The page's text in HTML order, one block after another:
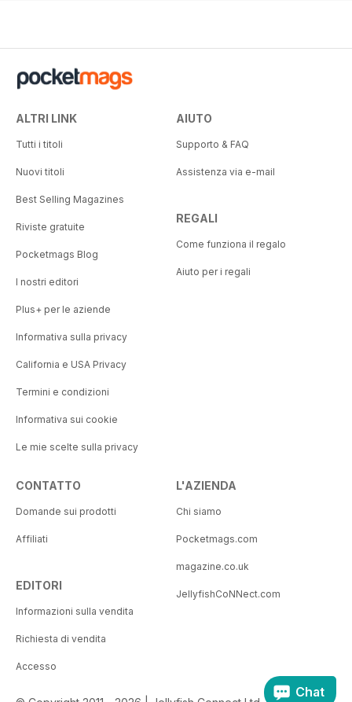
ALTRI LINK
Tutti i titoli
Nuovi titoli
Best Selling Magazines
Riviste gratuite
Pocketmags Blog
I nostri editori
Plus+ per le aziende
Informativa sulla privacy
California e USA Privacy
Termini e condizioni
Informativa sui cookie
Le mie scelte sulla privacy
AIUTO
Supporto & FAQ
Assistenza via e-mail
REGALI
Come funziona il regalo
Aiuto per i regali
CONTATTO
Domande sui prodotti
Affiliati
EDITORI
Informazioni sulla vendita
Richiesta di vendita
Accesso
L'AZIENDA
Chi siamo
Pocketmags.com
magazine.co.uk
JellyfishCoNNect.com
Chat